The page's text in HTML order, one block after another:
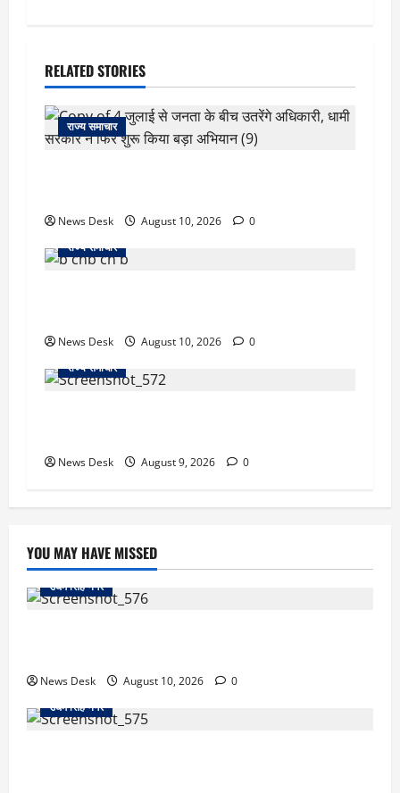
RELATED STORIES
राज्य समाचार
News Desk August 10, 2026
0
राज्य समाचार
News Desk August 10, 2026
0
राज्य समाचार
News Desk August 9, 2026 0
YOU MAY HAVE MISSED
उधम सिंह नगर
News Desk August 10, 2026
0
उधम सिंह नगर